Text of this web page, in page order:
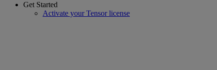
Get Started
Activate your Tensor license